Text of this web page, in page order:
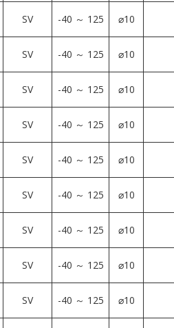
SV -40 ～ 125 ⌀10
SV -40 ～ 125 ⌀10
SV -40 ～ 125 ⌀10
SV -40 ～ 125 ⌀10
SV -40 ～ 125 ⌀10
SV -40 ～ 125 ⌀10
SV -40 ～ 125 ⌀10
SV -40 ～ 125 ⌀10
SV -40 ～ 125 ⌀10